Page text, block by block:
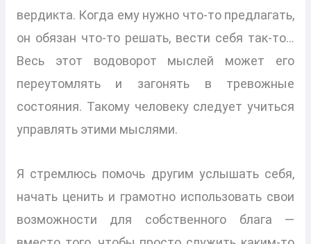
вердикта. Когда ему нужно что-то предлагать,
он обязан что-то решать, вести себя так-то…
Весь этот водоворот мыслей может его
переутомлять и загонять в тревожные
состояния. Такому человеку следует учиться
управлять этими мыслями.
Я стремлюсь помочь другим услышать себя,
начать ценить и грамотно использовать свои
возможности для собственного блага —